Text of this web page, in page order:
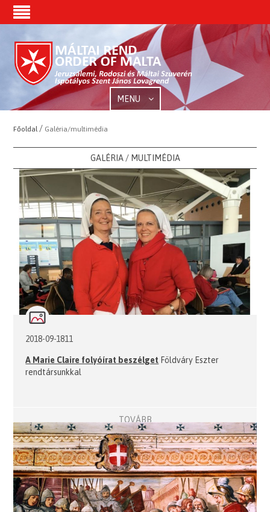
MENU
Főoldal / Galéria/multimédia
GALÉRIA / MULTIMÉDIA
2018-09-1811
A Marie Claire folyóírat beszélget Földváry Eszter
rendtársunkkal
TOVÁBB